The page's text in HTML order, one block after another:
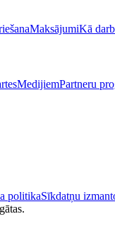
MaksājumiKā
MedijiemPartneru
politikaSīkdatņu